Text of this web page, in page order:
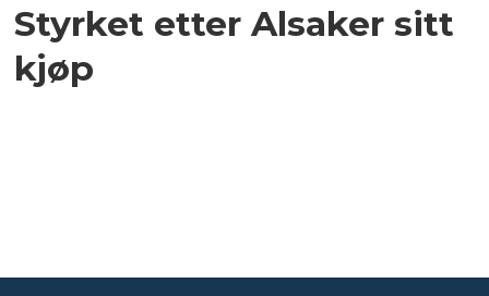
Styrket etter Alsaker sitt
kjøp